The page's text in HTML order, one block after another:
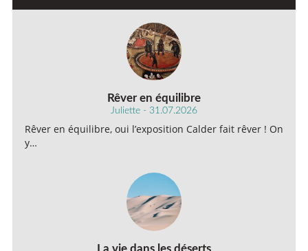
Rêver en équilibre
Juliette - 31.07.2026
Rêver en équilibre, oui l’exposition Calder fait rêver ! On
y…
La vie dans les déserts